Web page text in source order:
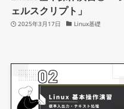
ェルスクリプト」
2025年3月17日 Linux基礎